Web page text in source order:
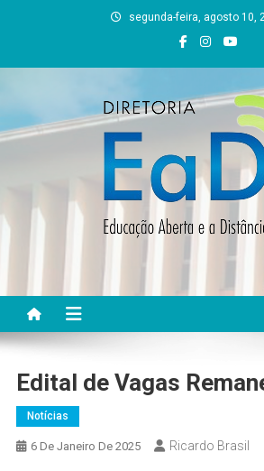
segunda-feira, agosto 10,
DEAD UFVJM
Edital de Vagas
Notícias
6 De Janeiro De 2025 Ricardo Brasil